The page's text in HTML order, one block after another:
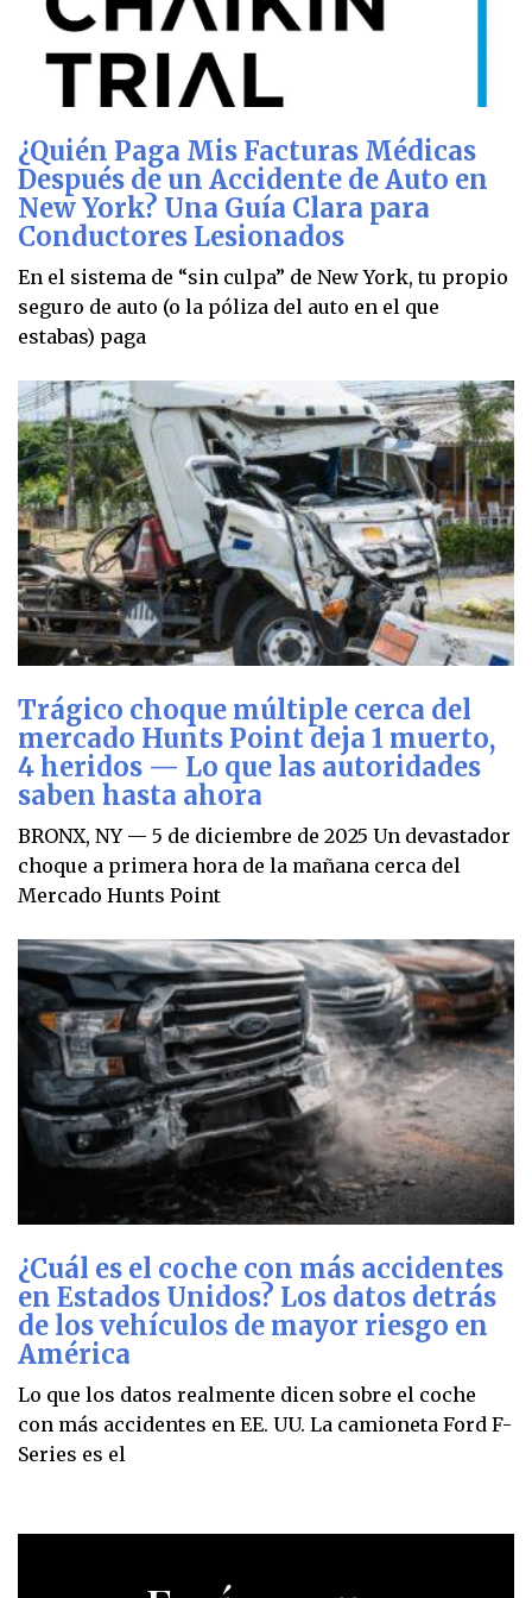
¿Quién Paga Mis Facturas Médicas
Después de un Accidente de Auto en
New York? Una Guía Clara para
Conductores Lesionados
En el sistema de “sin culpa” de New York, tu propio
seguro de auto (o la póliza del auto en el que
estabas) paga
Trágico choque múltiple cerca del
mercado Hunts Point deja 1 muerto,
4 heridos — Lo que las autoridades
saben hasta ahora
BRONX, NY — 5 de diciembre de 2025 Un devastador
choque a primera hora de la mañana cerca del
Mercado Hunts Point
¿Cuál es el coche con más accidentes
en Estados Unidos? Los datos detrás
de los vehículos de mayor riesgo en
América
Lo que los datos realmente dicen sobre el coche
con más accidentes en EE. UU. La camioneta Ford F-
Series es el